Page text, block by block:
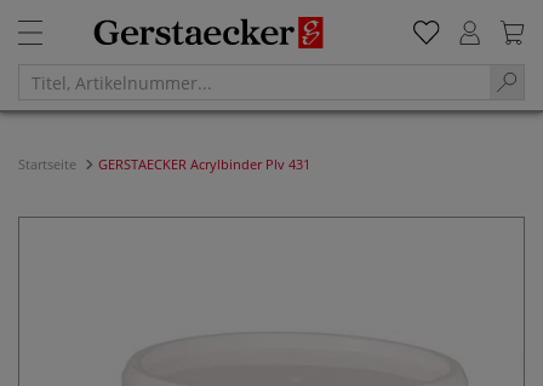
Startseite GERSTAECKER Acrylbinder Plv 431